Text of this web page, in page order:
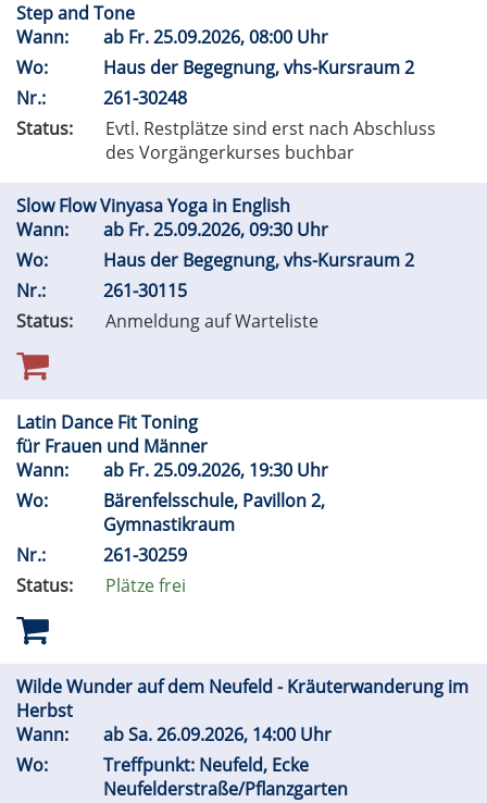
Step and Tone
Wann:
ab Fr.25.09.2026, 08:00 Uhr
Wo:
Haus der Begegnung, vhs-Kursraum 2
Nr.:
261-30248
Status:
Evtl. Restplätze sind erst nach Abschluss
des Vorgängerkurses buchbar
Slow Flow Vinyasa Yoga in English
Wann:
ab Fr.25.09.2026, 09:30 Uhr
Wo:
Haus der Begegnung, vhs-Kursraum 2
Nr.:
261-30115
Status:
Anmeldung auf Warteliste
Latin Dance Fit Toning
für Frauen und Männer
Wann:
ab Fr.25.09.2026, 19:30 Uhr
Wo:
Bärenfelsschule, Pavillon 2,
Gymnastikraum
Nr.:
261-30259
Status:
Plätze frei
Wilde Wunder auf dem Neufeld - Kräuterwanderung im
Herbst
Wann:
abSa.26.09.2026, 14:00 Uhr
Wo:
Treffpunkt: Neufeld, Ecke
Neufelderstraße/Pflanzgarten